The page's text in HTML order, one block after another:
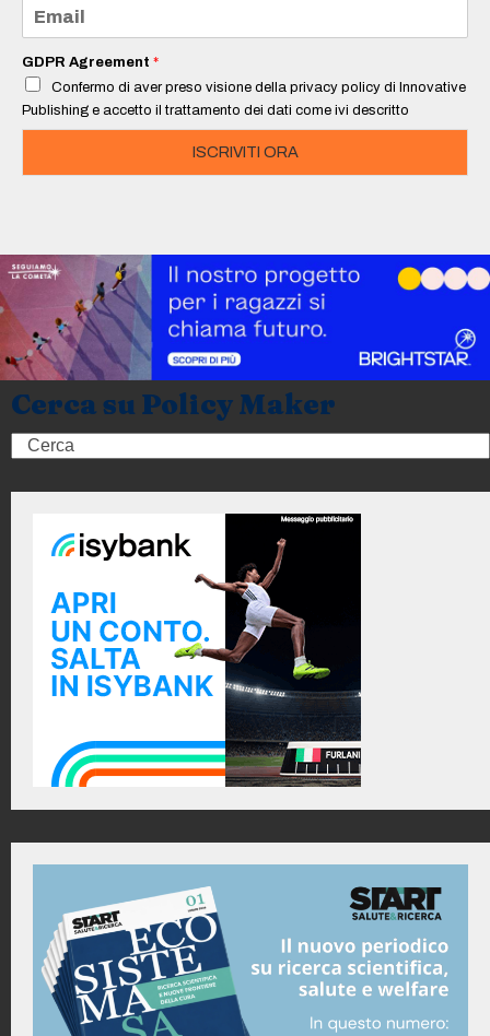
a
i
*
GDPR Agreement *
Confermo di aver preso visione della privacy policy di Innovative
Publishing e accetto il trattamento dei dati come ivi descritto
ISCRIVITI ORA
Cerca su Policy Maker
Search